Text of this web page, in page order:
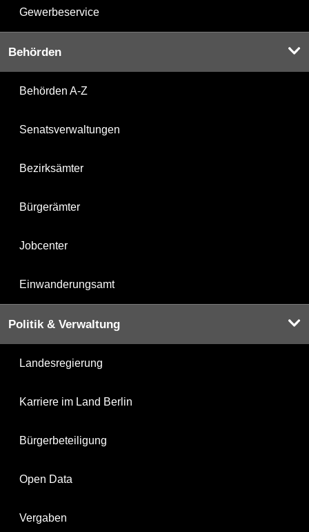
Gewerbeservice
Behörden
Behörden A-Z
Senatsverwaltungen
Bezirksämter
Bürgerämter
Jobcenter
Einwanderungsamt
Politik & Verwaltung
Landesregierung
Karriere im Land Berlin
Bürgerbeteiligung
Open Data
Vergaben